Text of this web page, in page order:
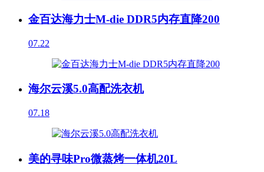
金百达海力士M-die DDR5内存直降200
07.22
海尔云溪5.0高配洗衣机
07.18
美的寻味Pro微蒸烤一体机20L